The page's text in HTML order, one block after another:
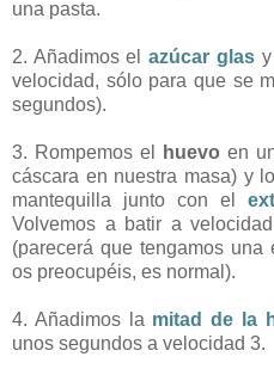
una pasta.
2. Añadimos elazúcar glas
velocidad, sólo para que se
segundos).
3. Rompemos el huevo en
cáscara en nuestra masa) y
mantequilla junto con el
Volvemos a batir a
(parecerá que tengamos
os preocupéis, es normal).
4. Añadimos la mitad de la
unos segundos a velocidad 3.